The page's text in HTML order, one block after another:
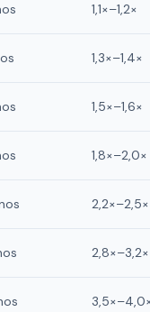
1,1×–1,2×
1,3×–1,4×
1,5×–1,6×
1,8×–2,0×
2,2×–2,5×
2,8×–3,2×